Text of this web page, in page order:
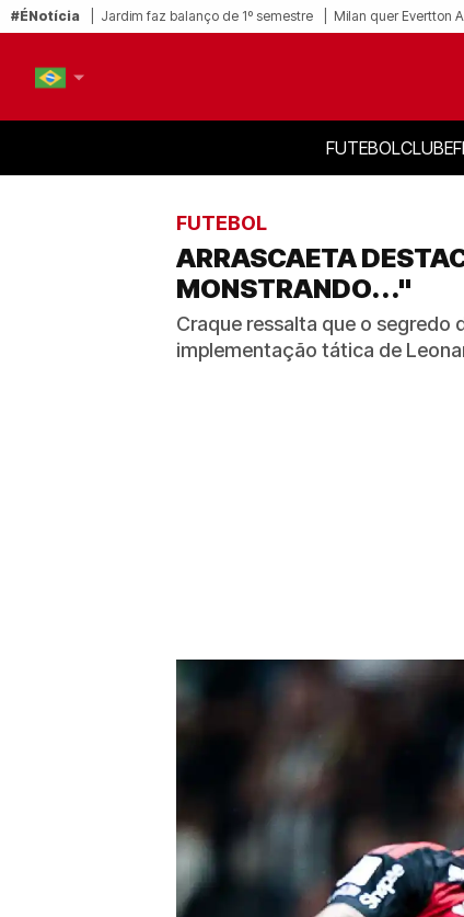
#ÉNotícia Jardim faz balanço de 1º semestre Milan quer Evertton
FUTEBOLCLUBE
FUTEBOL
ARRASCAETA
MONSTRANDO..."
Craque ressalta que o segredo
implementação tática de